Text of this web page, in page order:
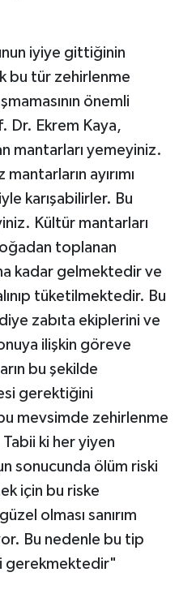
iyiye gittiğinin
bu tür zehirlenme
önemli
Dr. Ekrem Kaya,
mantarları yemeyiniz.
ayırımı
karışabilirler. Bu
Kültür mantarları
toplanan
kadar gelmektedir ve
tüketilmektedir. Bu
zabıta ekiplerini ve
ilişkin göreve
bu şekilde
gerektiğini
mevsimde zehirlenme
Tabii ki her yiyen
sonucunda ölüm riski
için bu riske
olması sanırım
Bu nedenle bu tip
gerekmektedir"